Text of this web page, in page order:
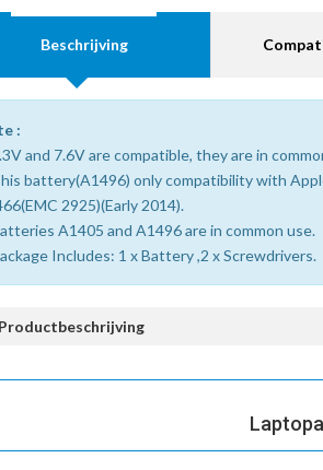
Beschrijving
:
and 7.6V are compatible, they are in
battery(A1496) only compatibility with
2925)(Early 2014).
A1405 and A1496 are in common use.
Includes: 1 x Battery ,2 x Screwdrivers.
Productbeschrijving